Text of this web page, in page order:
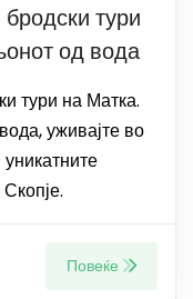
тури
од вода
тури на Матка.
уживајте во
Повеќе